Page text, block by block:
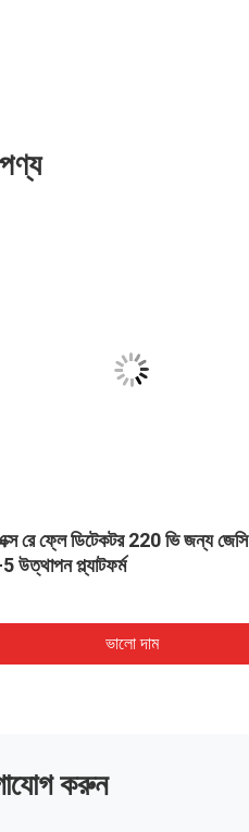
রে ফ্লে ডিটেকটর 220 ভি জন্য জেসি
উত্থাপন প্ল্যাটফর্ম
ভালো দাম
করুন